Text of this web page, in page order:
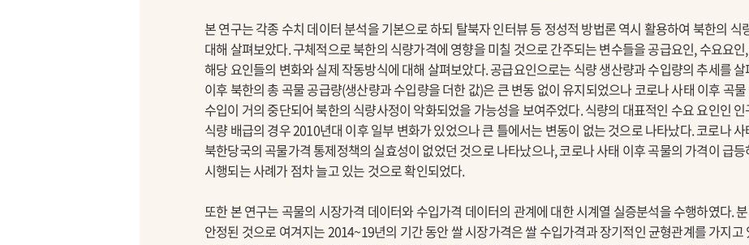
본 연구는 각종 수치 데이터 분석을 기본으로 하되 탈북자 인터뷰 등 정성적 방법론 역시 활용하여 북한의 식
대해 살펴보았다. 구체적으로 북한의 식량가격에 영향을 미칠 것으로 간주되는 변수들을 공급요인, 수요요
해당 요인들의 변화와 실제 작동방식에 대해 살펴보았다. 공급요인으로는 식량 생산량과 수입량의 추세를
이후 북한의 총 곡물 공급량(생산량과 수입량을 더한 값)은 큰 변동 없이 유지되었으나 코로나 사태 이후 곡
수입이 거의 중단되어 북한의 식량사정이 악화되었을 가능성을 보여주었다. 식량의 대표적인 수요 요인인
식량 배급의 경우 2010년대 이후 일부 변화가 있었으나 큰 틀에서는 변동이 없는 것으로 나타났다. 코로나
북한당국의 곡물가격 통제정책의 실효성이 없었던 것으로 나타났으나, 코로나 사태 이후 곡물의 가격이 급
시행되는 사례가 점차 늘고 있는 것으로 확인되었다.
또한 본 연구는 곡물의 시장가격 데이터와 수입가격 데이터의 관계에 대한 시계열 실증분석을 수행하였다.
안정된 것으로 여겨지는 2014~19년의 기간 동안 쌀 시장가격은 쌀 수입가격과 장기적인 균형관계를 가지고